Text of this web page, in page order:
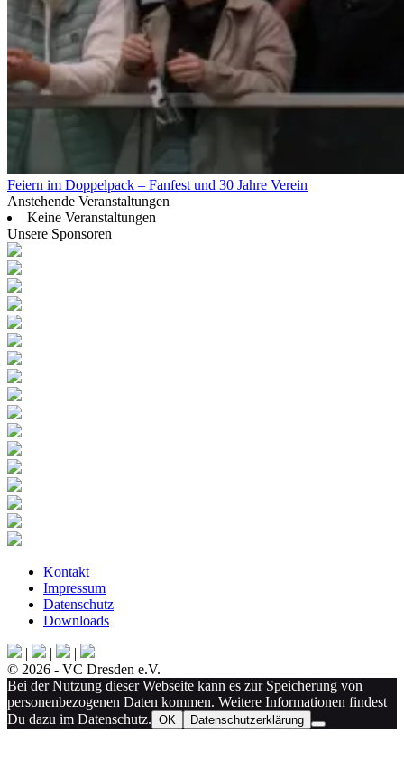
Feiern im Doppelpack – Fanfest und 30 Jahre Verein
Anstehende Veranstaltungen
Keine Veranstaltungen
Unsere Sponsoren
Kontakt
Impressum
Datenschutz
Downloads
| |
|
© 2026 - VC Dresden e.V.
Bei der Nutzung dieser Webseite kann es zur Speicherung von
personenbezogenen Daten kommen. Weitere Informationen findest
Du dazu im Datenschutz. OK Datenschutzerklärung